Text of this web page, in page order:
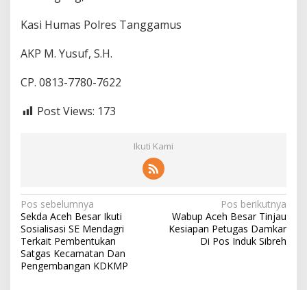
Kasi Humas Polres Tanggamus
AKP M. Yusuf, S.H.
CP. 0813-7780-7622
Post Views: 173
Ikuti Kami
N
a
v
i
Pos sebelumnya
Sekda Aceh Besar Ikuti
Sosialisasi SE Mendagri
Terkait Pembentukan
Satgas Kecamatan Dan
Pengembangan KDKMP
Pos berikutnya
Wabup Aceh Besar Tinjau
Kesiapan Petugas Damkar
Di Pos Induk Sibreh